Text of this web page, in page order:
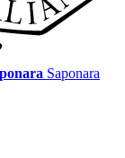
Saponara